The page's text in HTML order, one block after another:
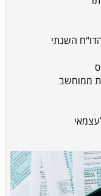
השנתי
ממוחשב